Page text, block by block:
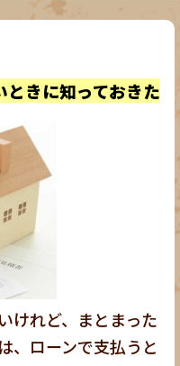
きに知っておきた
けれど、まとまった
、ローンで支払うと